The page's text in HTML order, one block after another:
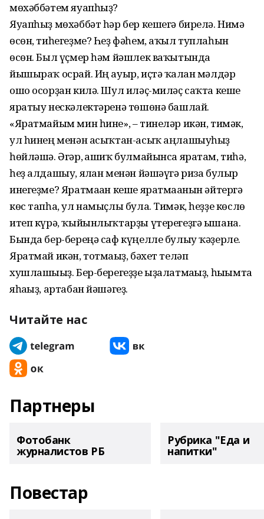
мөхәббәтем яуапһыҙ?
Яуапһыҙ мөхәббәт һәр бер кешегә бирелә. Нимә
өсөн, тиһегеҙме? Һеҙ фәһем, аҡыл туплаһын
өсөн. Был үҫмер һәм йәшлек ваҡытында
йышыраҡ осрай. Иң ауыр, иҫтә ҡалған мәлдәр
ошо осорҙан килә. Шул иләҫ-миләҫ саҡта кеше
яратыу нескәлектәренә төшөнә башлай.
«Яратмайым мин һине», – тинеләр икән, тимәк,
ул һинең менән асыҡтан-асыҡ аңлашыуһыҙ
һөйләшә. Әгәр, ғашиҡ булмайынса яратам, тиһә,
һеҙ алдашыу, ялған менән йәшәүгә риза булыр
инегеҙме? Яратмаған кеше яратмағанын әйтергә
көс тапһа, ул намыҫлы була. Тимәк, һеҙҙе көслө
итеп күрә, ҡыйынлыҡтарҙы үтерегеҙгә ышана.
Бында бер-береңә саф күңелле бу­лыу ҡәҙерле.
Яратмай икән, тотмағыҙ, бәхет теләп
хушлашығыҙ. Бер-берегеҙҙе ыҙа­латмағыҙ, һығымта
яһағыҙ, артабан йәшәгеҙ.
Читайте нас
Партнеры
Фотобанк
журналистов РБ
Рубрика "Еда и
напитки"
Повестар